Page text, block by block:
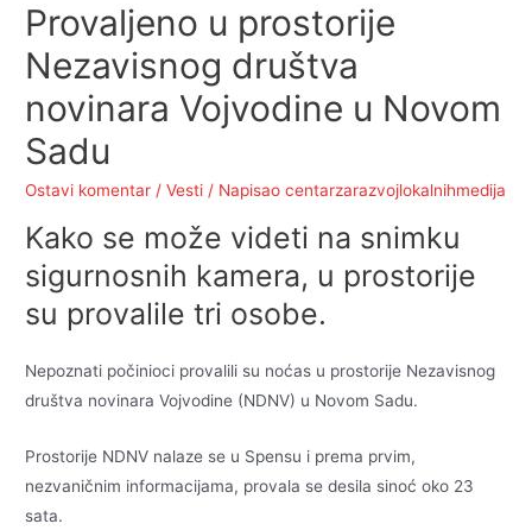
Provaljeno u prostorije
Nezavisnog društva
novinara Vojvodine u Novom
Sadu
Ostavi komentar /Vesti / Napisao centarzarazvojlokalnihmedija
Kako se može videti na snimku
sigurnosnih kamera, u prostorije
su provalile tri osobe.
Nepoznati počinioci provalili su noćas u prostorije Nezavisnog
društva novinara Vojvodine (NDNV) u Novom Sadu.
Prostorije NDNV nalaze se u Spensu i prema prvim,
nezvaničnim informacijama, provala se desila sinoć oko 23
sata.